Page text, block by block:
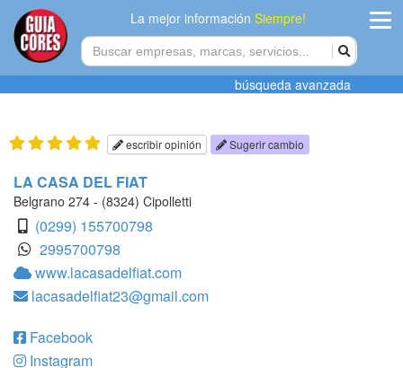
La mejor informaciónSiempre!
Agregar
búsqueda avanzada
escribir opinión Sugerir cambio
LA CASA DEL FIAT
Belgrano 274 - (8324) Cipolletti
(0299) 155700798
2995700798
www.lacasadelfiat.com
lacasadelfiat23@gmail.com
Facebook
Instagram